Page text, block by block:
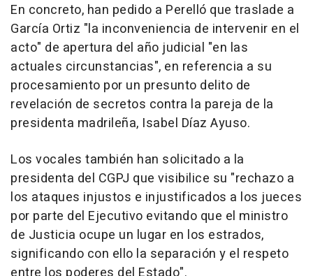
En concreto, han pedido a Perelló que traslade a
García Ortiz "la inconveniencia de intervenir en el
acto" de apertura del año judicial "en las
actuales circunstancias", en referencia a su
procesamiento por un presunto delito de
revelación de secretos contra la pareja de la
presidenta madrileña, Isabel Díaz Ayuso.
Los vocales también han solicitado a la
presidenta del CGPJ que visibilice su "rechazo a
los ataques injustos e injustificados a los jueces
por parte del Ejecutivo evitando que el ministro
de Justicia ocupe un lugar en los estrados,
significando con ello la separación y el respeto